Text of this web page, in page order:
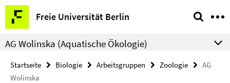
Springe
direkt
zu
Inhalt
Freie Universität Berlin
Service-
Navigation
AG Wolinska (Aquatische Ökologie)
Startseite Biologie Arbeitsgruppen Zoologie
AG
Wolinska